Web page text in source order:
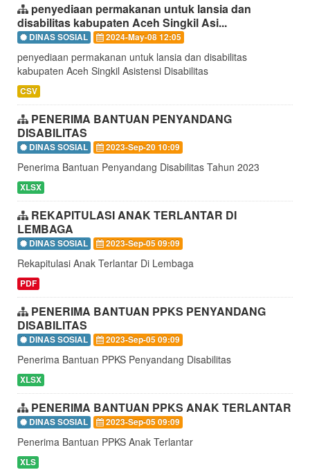
penyediaan permakanan untuk lansia dan
disabilitas kabupaten Aceh Singkil Asi...
DINAS SOSIAL 2024-May-08 12:05
penyediaan permakanan untuk lansia dan disabilitas
kabupaten Aceh Singkil Asistensi Disabilitas
CSV
PENERIMA BANTUAN PENYANDANG
DISABILITAS
DINAS SOSIAL 2023-Sep-20 10:09
Penerima Bantuan Penyandang Disabilitas Tahun 2023
XLSX
REKAPITULASI ANAK TERLANTAR DI
LEMBAGA
DINAS SOSIAL 2023-Sep-05 09:09
Rekapitulasi Anak Terlantar Di Lembaga
PDF
PENERIMA BANTUAN PPKS PENYANDANG
DISABILITAS
DINAS SOSIAL 2023-Sep-05 09:09
Penerima Bantuan PPKS Penyandang Disabilitas
XLSX
PENERIMA BANTUAN PPKS ANAK TERLANTAR
DINAS SOSIAL 2023-Sep-05 09:09
Penerima Bantuan PPKS Anak Terlantar
XLS